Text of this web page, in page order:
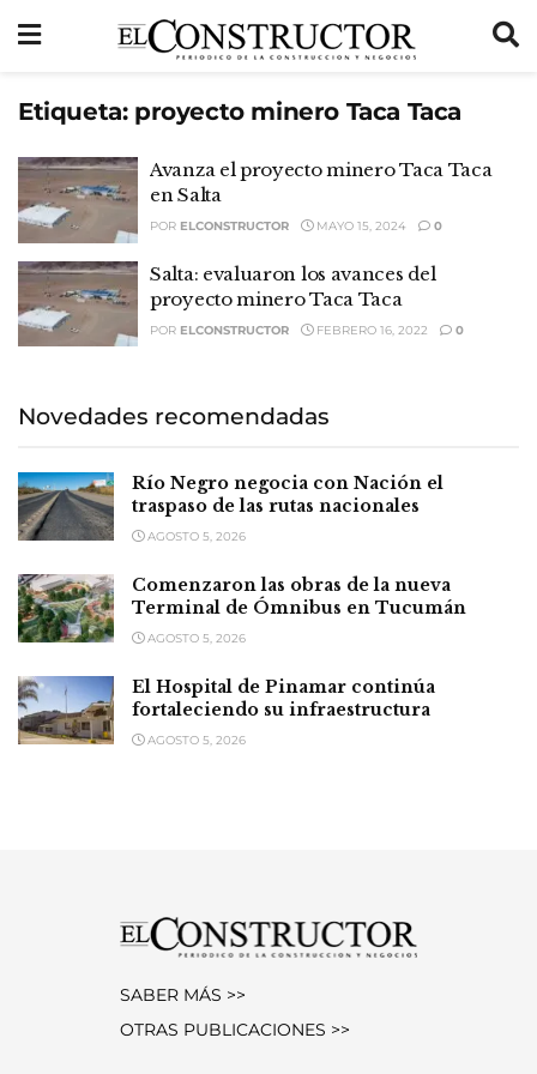
Etiqueta: proyecto minero Taca Taca
Avanza el proyecto minero Taca Taca
en Salta
POR ELCONSTRUCTOR MAYO 15, 2024 0
Salta: evaluaron los avances del
proyecto minero Taca Taca
POR ELCONSTRUCTOR FEBRERO 16, 2022 0
Novedades recomendadas
Río Negro negocia con Nación el
traspaso de las rutas nacionales
AGOSTO 5, 2026
Comenzaron las obras de la nueva
Terminal de Ómnibus en Tucumán
AGOSTO 5, 2026
El Hospital de Pinamar continúa
fortaleciendo su infraestructura
AGOSTO 5, 2026
SABER MÁS >>
OTRAS PUBLICACIONES >>